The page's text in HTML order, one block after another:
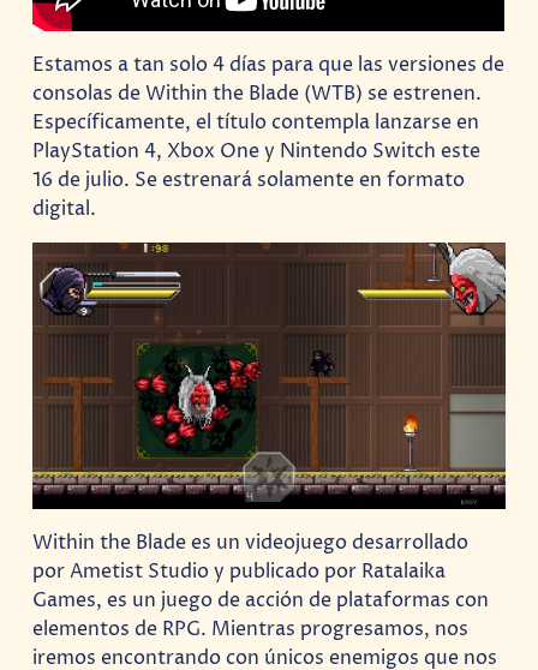
Estamos a tan solo 4 días para que las versiones de
consolas de Within the Blade (WTB) se estrenen.
Específicamente, el título contempla lanzarse en
PlayStation 4, Xbox One y Nintendo Switch este
16 de julio. Se estrenará solamente en formato
digital.
Within the Blade es un videojuego desarrollado
por Ametist Studio y publicado por Ratalaika
Games, es un juego de acción de plataformas con
elementos de RPG. Mientras progresamos, nos
iremos encontrando con únicos enemigos que nos